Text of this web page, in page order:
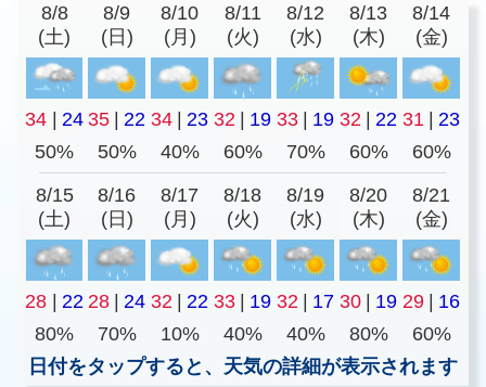
8/8
(土)
8/9
(日)
8/10
(月)
8/11
(火)
8/12
(水)
8/13
(木)
8/14
(金)
34 | 24 35 | 22 34 | 23 32 | 19 33 | 19 32 | 22 31 | 23
50%
50% 40% 60% 70% 60% 60%
8/15
(土)
8/16
(日)
8/17
(月)
8/18
(火)
8/19
(水)
8/20
(木)
8/21
(金)
28 | 22 28 | 24 32 | 22 33 | 19 32 | 17 30 | 19 29 | 16
80%
70% 10% 40% 40% 80%
60%
日付をタップすると、天気の詳細が表示されます